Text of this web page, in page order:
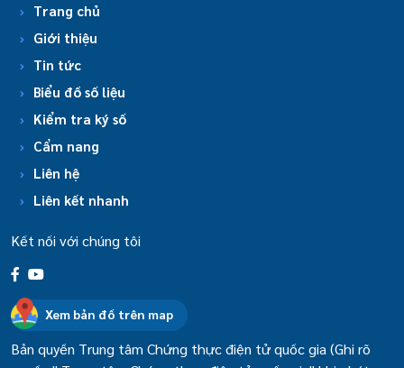
Trang chủ
Giới thiệu
Tin tức
Biểu đồ số liệu
Kiểm tra ký số
Cẩm nang
Liên hệ
Liên kết nhanh
Kết nối với chúng tôi
Xem bản đồ trên map
Bản quyền Trung tâm Chứng thực điện tử quốc gia (Ghi rõ